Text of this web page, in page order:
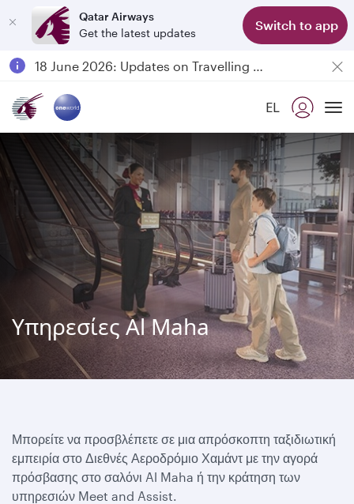
Qatar Airways
Get the latest updates
Switch to app
Passengers flying between Doha and Auckland on QR914 and QR915
18 June 2026: Updates on Travelling with Power Banks
EL
Υπηρεσίες Al Maha
Μπορείτε να προσβλέπετε σε μια απρόσκοπτη ταξιδιωτική
εμπειρία στο Διεθνές Αεροδρόμιο Χαμάντ με την αγορά
πρόσβασης στο σαλόνι Al Maha ή την κράτηση των
υπηρεσιών Meet and Assist.